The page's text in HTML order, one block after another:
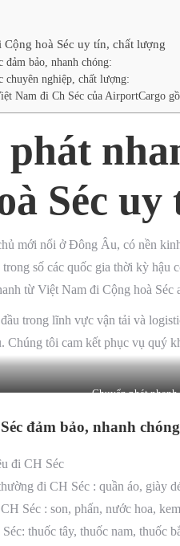
hoà Séc uy tín, chất lượng
đảm bảo, nhanh chóng:
chuyên nghiệp, chất lượng:
Nam đi Ch Séc của AirportCargo
phát
Séc
mới nổi ở Đông Âu, có nền
số các quốc gia thời kỳ
từ Việt Nam đi Cộng hoà Séc
trong lĩnh vực vận tải và
Chúng tôi cam kết phục vụ quý
Chuyển phát nhanh
đảm bảo, nhanh
đi CH Séc
đi CH Séc : quần áo, giày
Séc : son, phấn, nước hoa,
thuốc tây, thuốc nam, thuốc